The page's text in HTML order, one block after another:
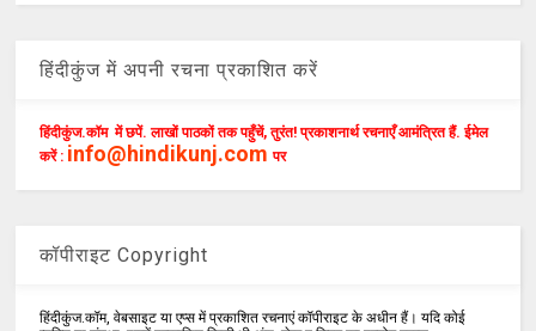
हिंदीकुंज में अपनी रचना प्रकाशित करें
हिंदीकुंज.कॉम में छपें. लाखों पाठकों तक पहुँचें, तुरंत! प्रकाशनार्थ रचनाएँ आमंत्रित हैं. ईमेल
करें : info@hindikunj.com पर
कॉपीराइट Copyright
हिंदीकुंज.कॉम, वेबसाइट या एप्स में प्रकाशित रचनाएं कॉपीराइट के अधीन हैं। यदि कोई